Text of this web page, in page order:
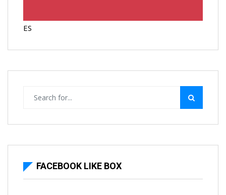
ES
FACEBOOK LIKE BOX